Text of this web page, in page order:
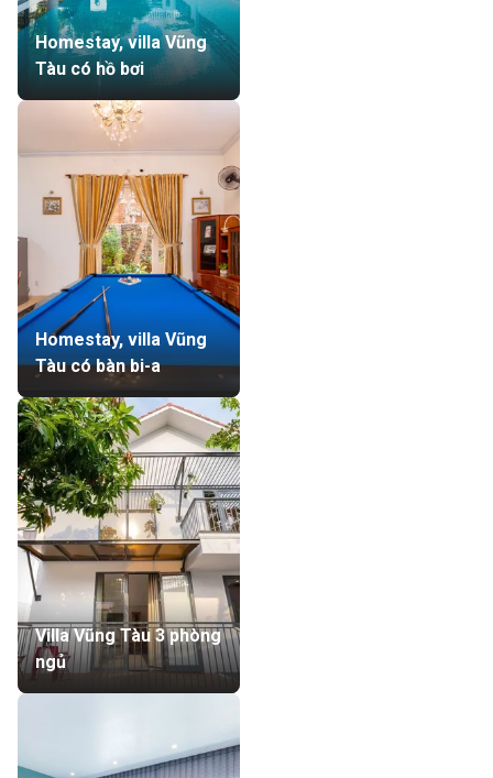
Homestay, villa Vũng
Tàu có hồ bơi
Homestay, villa Vũng
Tàu có bàn bi-a
Villa Vũng Tàu 3 phòng
ngủ